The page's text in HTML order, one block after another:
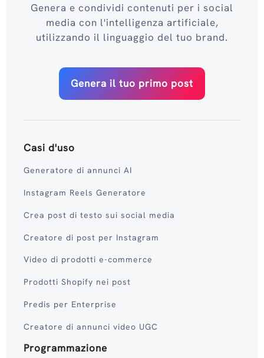
Genera e condividi contenuti per i social
media con l'intelligenza artificiale,
utilizzando il linguaggio del tuo brand.
Genera il tuo primo post
Casi d'uso
Generatore di annunci AI
Instagram Reels Generatore
Crea post di testo sui social media
Creatore di post per Instagram
Video di prodotti e-commerce
Prodotti Shopify nei post
Predis per Enterprise
Creatore di annunci video UGC
Programmazione